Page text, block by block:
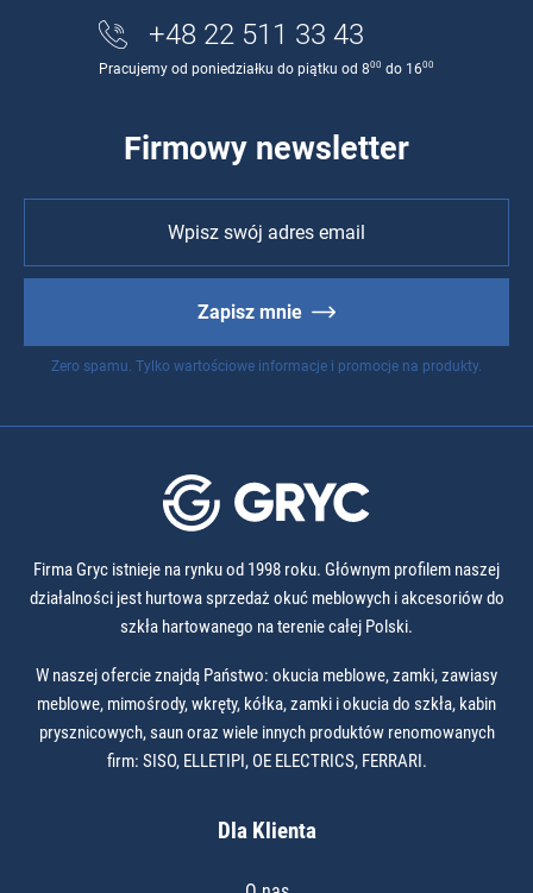
+48 22 511 33 43
Pracujemy od poniedziałku do piątku od 800 do 1600
Firmowy newsletter
Zapisz mnie
Zero spamu. Tylko wartościowe informacje i promocje na produkty.
Firma Gryc istnieje na rynku od 1998 roku. Głównym profilem naszej
działalności jest hurtowa sprzedaż okuć meblowych i akcesoriów do
szkła hartowanego na terenie całej Polski.
W naszej ofercie znajdą Państwo: okucia meblowe, zamki, zawiasy
meblowe, mimośrody, wkręty, kółka, zamki i okucia do szkła, kabin
prysznicowych, saun oraz wiele innych produktów renomowanych
firm: SISO, ELLETIPI, OE ELECTRICS, FERRARI.
Dla Klienta